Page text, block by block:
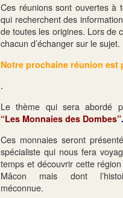
Ces réunions sont ouvertes à
qui recherchent des
de toutes les origines. Lors de
chacun d’échanger sur le sujet.
Notre prochaine réunion est
.
Le thème qui sera abordé
“Les Monnaies des Dombes”.
Ces monnaies seront
spécialiste qui nous fera
temps et découvrir cette
Mâcon mais dont
méconnue.